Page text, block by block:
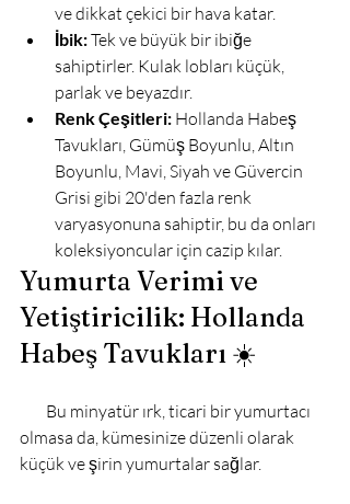
ve dikkat çekici bir hava katar.
İbik: Tek ve büyük bir ibiğe
sahiptirler. Kulak lobları küçük,
parlak ve beyazdır.
Renk Çeşitleri: Hollanda Habeş
Tavukları, Gümüş Boyunlu, Altın
Boyunlu, Mavi, Siyah ve Güvercin
Grisi gibi 20'den fazla renk
varyasyonuna sahiptir, bu da onları
koleksiyoncular için cazip kılar.
Yumurta Verimi ve
Yetiştiricilik: Hollanda
Habeş Tavukları ☀️
olmasa da, kümesinize düzenli olarak
küçük ve şirin yumurtalar sağlar.